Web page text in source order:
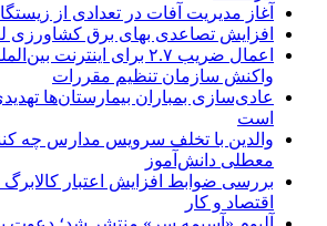
آغاز مدیریت آفات در تعدادی از
افزایش تصاعدی بهای برق کشاورزی
اعمال ضریب ۲.۷ برای
واکنش سازمان تنظیم مقررات
عادی‌سازی بمباران بیمارستان‌ها
است
والدین با تخلف سرویس مدارس چه
معطلی دانش‌آموز
بررسی ضوابط افزایش اعتبار
اقتصاد و کار